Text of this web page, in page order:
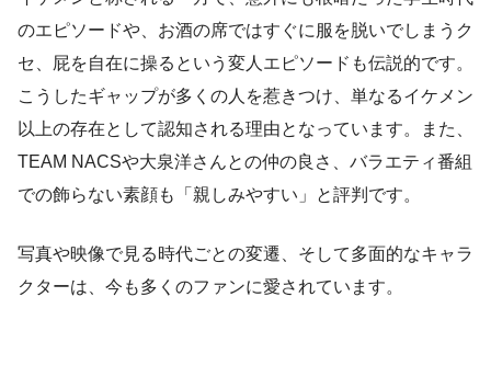
のエピソードや、お酒の席ではすぐに服を脱いでしまうク
セ、屁を自在に操るという変人エピソードも伝説的です。
こうしたギャップが多くの人を惹きつけ、単なるイケメン
以上の存在として認知される理由となっています。また、
TEAM NACSや大泉洋さんとの仲の良さ、バラエティ番組
での飾らない素顔も「親しみやすい」と評判です。
写真や映像で見る時代ごとの変遷、そして多面的なキャラ
クターは、今も多くのファンに愛されています。